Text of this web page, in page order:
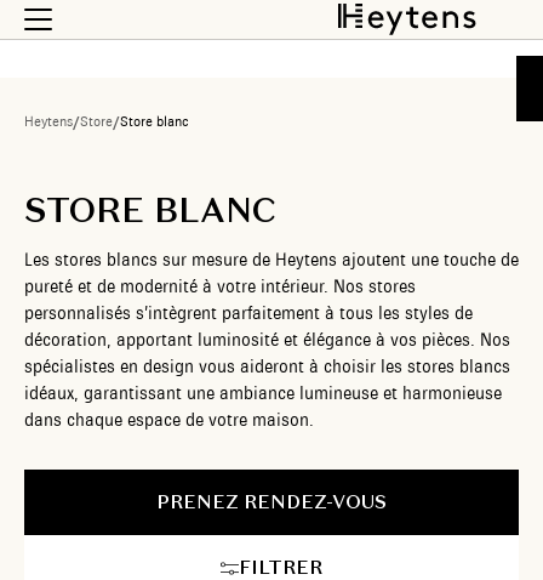
Heytens/Store/Store blanc
STORE BLANC
Les stores blancs sur mesure de Heytens ajoutent une touche de
pureté et de modernité à votre intérieur. Nos stores
personnalisés s’intègrent parfaitement à tous les styles de
décoration, apportant luminosité et élégance à vos pièces. Nos
spécialistes en design vous aideront à choisir les stores blancs
idéaux, garantissant une ambiance lumineuse et harmonieuse
dans chaque espace de votre maison.
PRENEZ RENDEZ-VOUS
FILTRER